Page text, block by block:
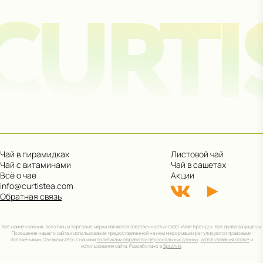
Чай в пирамидках
Листовой чай
Чай с витаминами
Чай в сашетах
Всё о чае
Акции
Обратная связь
info@curtistea.com
Все наименования, логотипы и торговые марки являются собственностью ООО «Май-Брендс». Все права защищены.
Посещение нашего сайта и использование предоставленной на нем информации регулируются правовыми
положениями. Ознакомьтесь с нашимиполитиками обработки персональных данных, использования cookieи
использования сайта. Разработано вSputniki
Сроки акции: с 1 августа 2025 по 15 мая 2026. Подробнее: